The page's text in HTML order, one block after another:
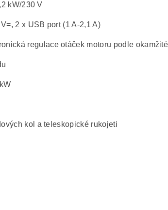
kW/230 V
2 x USB port (1 A-2,1 A)
regulace otáček motoru podle
kol a teleskopické rukojeti